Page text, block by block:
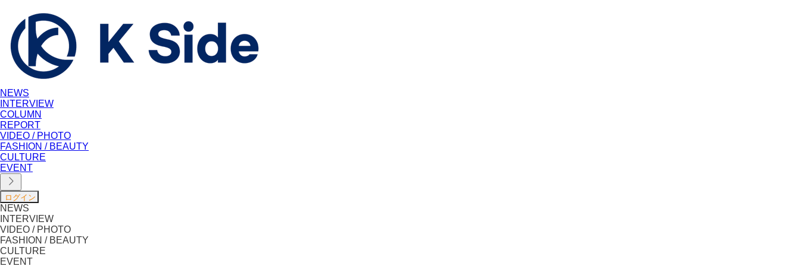
NEWS
INTERVIEW
COLUMN
REPORT
VIDEO / PHOTO
FASHION / BEAUTY
CULTURE
EVENT
NEWS
INTERVIEW
VIDEO / PHOTO
FASHION / BEAUTY
CULTURE
EVENT